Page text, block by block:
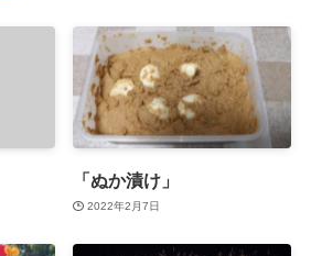
「ぬか漬け」
2022年2月7日